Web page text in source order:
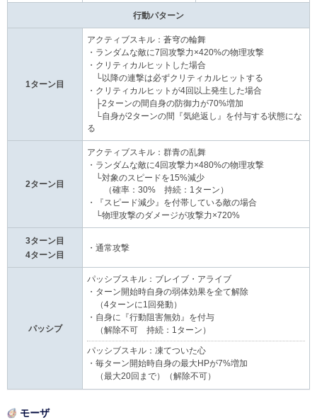
行動パターン
1ターン目
アクティブスキル：蒼穹の輪舞
・ランダムな敵に7回攻撃力×420%の物理攻撃
・クリティカルヒットした場合
└以降の連撃は必ずクリティカルヒットする
・クリティカルヒットが4回以上発生した場合
├2ターンの間自身の防御力が70%増加
└自身が2ターンの間『気絶返し』を付与する状態にな
る
2ターン目
アクティブスキル：群青の乱舞
・ランダムな敵に4回攻撃力×480%の物理攻撃
└対象のスピードを15%減少
（確率：30% 持続：1ターン）
・『スピード減少』を付帯している敵の場合
└物理攻撃のダメージが攻撃力×720%
3ターン目
4ターン目
・通常攻撃
パッシブ
パッシブスキル：ブレイブ・アライブ
・ターン開始時自身の弱体効果を全て解除
（4ターンに1回発動）
・自身に『行動阻害無効』を付与
（解除不可 持続：1ターン）
パッシブスキル：凍てついた心
・毎ターン開始時自身の最大HPが7%増加
（最大20回まで）（解除不可）
モーザ